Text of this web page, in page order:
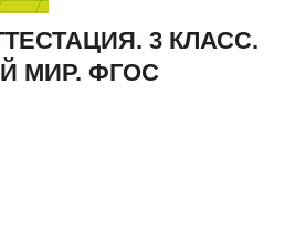
3 КЛАСС.
МИР. ФГОС